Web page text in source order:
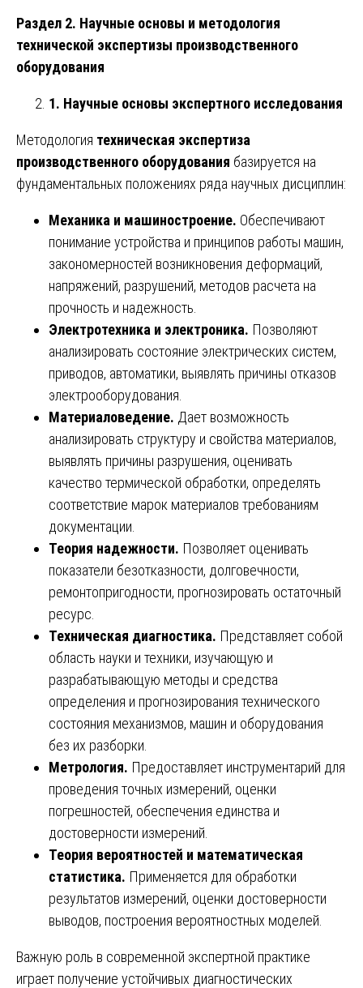
Раздел 2. Научные основы и методология
технической экспертизы производственного
оборудования
1. Научные основы экспертного исследования
Методология техническая экспертиза
производственного оборудования базируется на
фундаментальных положениях ряда научных дисциплин:
Механика и машиностроение. Обеспечивают
понимание устройства и принципов работы машин,
закономерностей возникновения деформаций,
напряжений, разрушений, методов расчета на
прочность и надежность.
Электротехника и электроника. Позволяют
анализировать состояние электрических систем,
приводов, автоматики, выявлять причины отказов
электрооборудования.
Материаловедение. Дает возможность
анализировать структуру и свойства материалов,
выявлять причины разрушения, оценивать
качество термической обработки, определять
соответствие марок материалов требованиям
документации.
Теория надежности. Позволяет оценивать
показатели безотказности, долговечности,
ремонтопригодности, прогнозировать остаточный
ресурс.
Техническая диагностика. Представляет собой
область науки и техники, изучающую и
разрабатывающую методы и средства
определения и прогнозирования технического
состояния механизмов, машин и оборудования
без их разборки.
Метрология. Предоставляет инструментарий для
проведения точных измерений, оценки
погрешностей, обеспечения единства и
достоверности измерений.
Теория вероятностей и математическая
статистика. Применяется для обработки
результатов измерений, оценки достоверности
выводов, построения вероятностных моделей.
Важную роль в современной экспертной практике
играет получение устойчивых диагностических